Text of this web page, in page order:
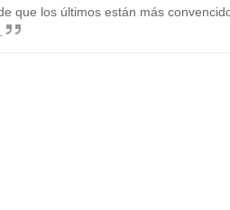
que los últimos están más